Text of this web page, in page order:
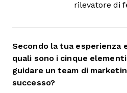
rilevatore di
Secondo la tua esperienza
quali sono i cinque
guidare un team di
successo?